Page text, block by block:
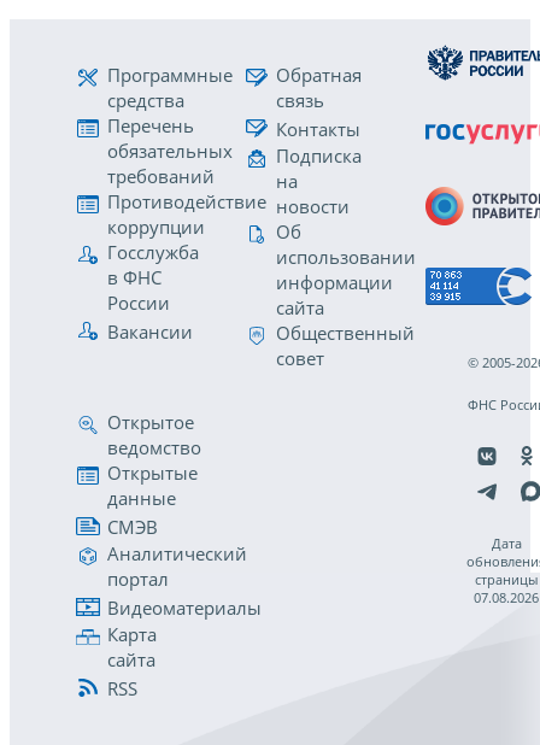
Программные
средства
Перечень
обязательных
требований
Противодействие
коррупции
Госслужба
в ФНС
России
Вакансии
Обратная
связь
Контакты
Подписка
на
новости
Об
использовании
информации
сайта
Общественный
совет
Открытое
ведомство
Открытые
данные
СМЭВ
Аналитический
портал
Видеоматериалы
Карта
сайта
RSS
© 2005-
ФНС
Дата
страницы
07.08.2026